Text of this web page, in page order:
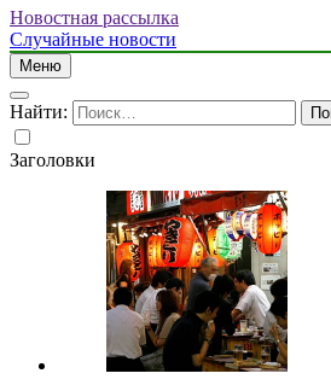
Новостная рассылка
Случайные новости
Меню
Найти:
Заголовки